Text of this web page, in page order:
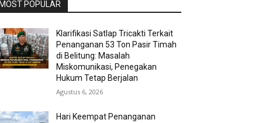
POPULAR
Klarifikasi Satlap Tricakti Terkait
Penanganan 53 Ton Pasir Timah
di Belitung: Masalah
Miskomunikasi, Penegakan
Hukum Tetap Berjalan
Agustus 6, 2026
Hari Keempat Penanganan